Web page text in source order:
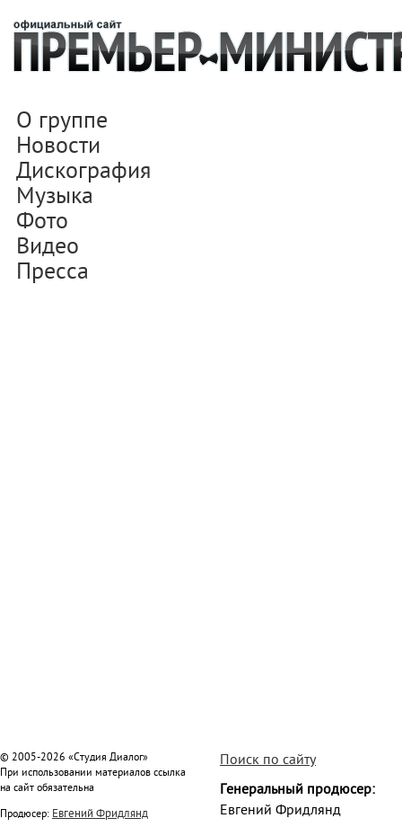
О группе
Новости
Дискография
Музыка
Фото
Видео
Пресса
© 2005-2026 «Студия Диалог»
При использовании материалов ссылка
на сайт обязательна
Продюсер: Евгений Фридлянд
Поиск по сайту
Генеральный продюсер:
Евгений Фридлянд